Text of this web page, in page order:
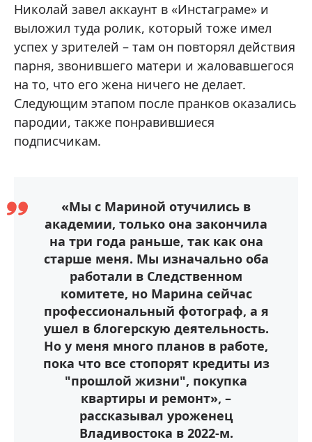
Николай завел аккаунт в «Инстаграме» и
выложил туда ролик, который тоже имел
успех у зрителей – там он повторял действия
парня, звонившего матери и жаловавшегося
на то, что его жена ничего не делает.
Следующим этапом после пранков оказались
пародии, также понравившиеся
подписчикам.
«Мы с Мариной отучились в
академии, только она закончила
на три года раньше, так как она
старше меня. Мы изначально оба
работали в Следственном
комитете, но Марина сейчас
профессиональный фотограф, а я
ушел в блогерскую деятельность.
Но у меня много планов в работе,
пока что все стопорят кредиты из
"прошлой жизни", покупка
квартиры и ремонт», –
рассказывал уроженец
Владивостока в 2022-м.